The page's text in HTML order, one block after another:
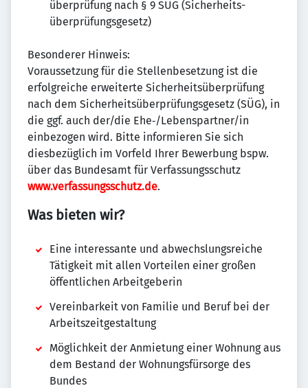
überprüfung nach § 9 SÜG (Sicherheits­
überprüfungs­gesetz)
Besonderer Hinweis:
Voraussetzung für die Stellen­besetzung ist die
erfolgreiche erweiterte Sicherheits­überprüfung
nach dem Sicherheits­überprüfungs­gesetz (SÜG), in
die ggf. auch der/die Ehe‑/​Lebenspartner/in
einbezogen wird. Bitte informieren Sie sich
diesbezüglich im Vorfeld Ihrer Bewerbung bspw.
über das Bundesamt für Verfassungs­schutz
www.verfassungsschutz.de.
Was bieten wir?
Eine interessante und abwechslungsreiche
Tätigkeit mit allen Vorteilen einer großen
öffentlichen Arbeitgeberin
Vereinbarkeit von Familie und Beruf bei der
Arbeitszeit­gestaltung
Möglichkeit der Anmietung einer Wohnung aus
dem Bestand der Wohnungs­fürsorge des
Bundes